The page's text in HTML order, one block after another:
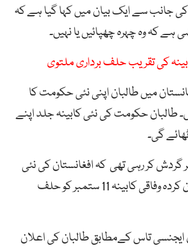
کی جانب سے ایک بیان میں کہا گیا ہے کہ
ہے کہ وہ چہرہ چھپائیں یا نہیں۔
کی تقریب حلف برداری ملتوی
میں طالبان اپنی نئی حکومت کا
طالبان حکومت کی نئی کابینہ جلد اپنے
گی۔
گردش کر رہی تھی کہ افغانستان کی نئی
حکومت کی اعلان کردہ وفاقی کابینہ 11 ستمبر کو حلف
تاس کےمطابق طالبان کی اعلان